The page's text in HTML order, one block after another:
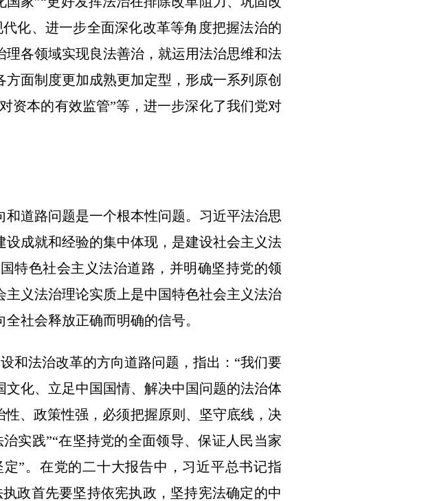
化、进一步全面深化改革等角度把握法治的
各领域实现良法善治，就运用法治思维和法
面制度更加成熟更加定型，形成一系列原创
资本的有效监管”等，进一步深化了我们党对
道路问题是一个根本性问题。习近平法治思
成就和经验的集中体现，是建设社会主义法
特色社会主义法治道路，并明确坚持党的领
义法治理论实质上是中国特色社会主义法治
社会释放正确而明确的信号。
法治改革的方向道路问题，指出：“我们要
化、立足中国国情、解决中国问题的法治体
、政策性强，必须把握原则、坚守底线，决
实践”“在坚持党的全面领导、保证人民当家
”。在党的二十大报告中，习近平总书记指
政首先要坚持依宪执政，坚持宪法确定的中